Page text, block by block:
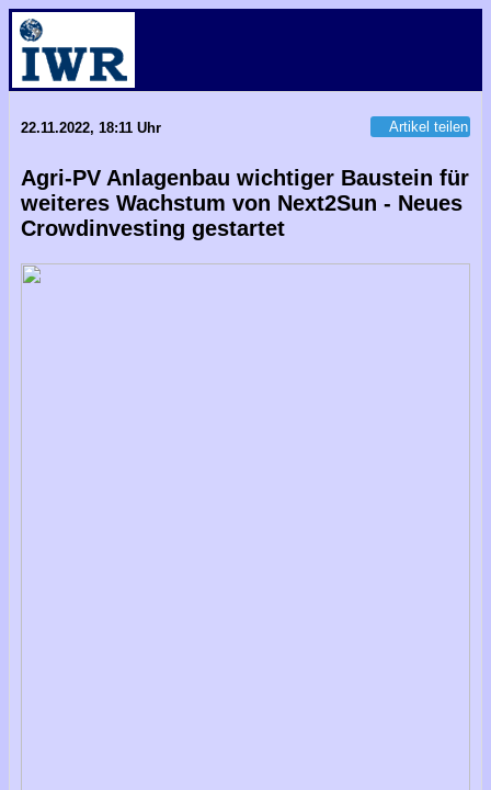
22.11.2022, 18:11 Uhr Artikel teilen
Agri-PV Anlagenbau wichtiger Baustein für
weiteres Wachstum von Next2Sun - Neues
Crowdinvesting gestartet